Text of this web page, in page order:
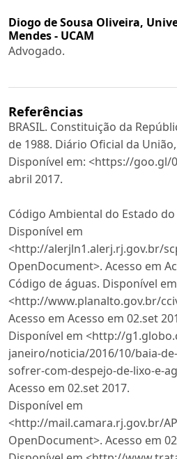
Diogo de Sousa Oliveira,
Mendes - UCAM
Advogado.
Referências
BRASIL. Constituição da
de 1988. Diário Oficial da
Disponível em: <https://goo.gl/
abril 2017.
Código Ambiental do Estado do
Disponível em
<http://alerjln1.alerj.rj.gov.br/
OpenDocument>. Acesso em
Código de águas. Disponível em
<http://www.planalto.gov.br/
Acesso em Acesso em 02.set
Disponível em <http://
janeiro/noticia/2016/10/baia-
sofrer-com-despejo-de-lixo-e-
Acesso em 02.set 2017.
Disponível em
<http://mail.camara.rj.gov.br/
OpenDocument>. Acesso em